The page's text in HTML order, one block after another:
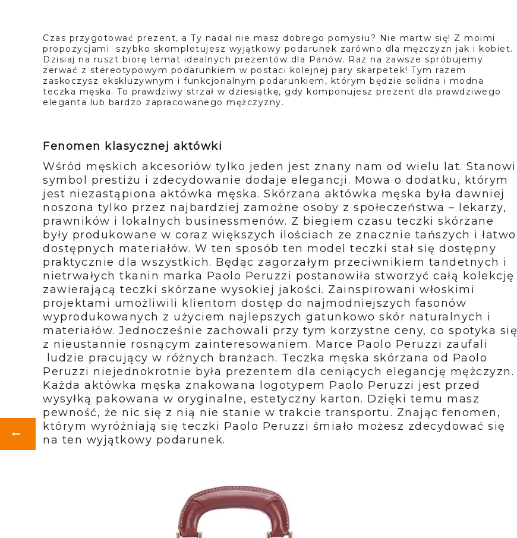
Czas przygotować prezent, a Ty nadal nie masz dobrego pomysłu? Nie martw się! Z moimi
propozycjami szybko skompletujesz wyjątkowy podarunek zarówno dla mężczyzn jak i kobiet.
Dzisiaj na ruszt biorę temat idealnych prezentów dla Panów. Raz na zawsze spróbujemy
zerwać z stereotypowym podarunkiem w postaci kolejnej pary skarpetek! Tym razem
zaskoczysz ekskluzywnym i funkcjonalnym podarunkiem, którym będzie solidna i modna
teczka męska. To prawdziwy strzał w dziesiątkę, gdy komponujesz prezent dla prawdziwego
eleganta lub bardzo zapracowanego mężczyzny.
Fenomen klasycznej aktówki
Wśród męskich akcesoriów tylko jeden jest znany nam od wielu lat. Stanowi
symbol prestiżu i zdecydowanie dodaje elegancji. Mowa o dodatku, którym
jest niezastąpiona aktówka męska. Skórzana aktówka męska była dawniej
noszona tylko przez najbardziej zamożne osoby z społeczeństwa – lekarzy,
prawników i lokalnych businessmenów. Z biegiem czasu teczki skórzane
były produkowane w coraz większych ilościach ze znacznie tańszych i łatwo
dostępnych materiałów. W ten sposób ten model teczki stał się dostępny
praktycznie dla wszystkich. Będąc zagorzałym przeciwnikiem tandetnych i
nietrwałych tkanin marka Paolo Peruzzi postanowiła stworzyć całą kolekcję
zawierającą teczki skórzane wysokiej jakości. Zainspirowani włoskimi
projektami umożliwili klientom dostęp do najmodniejszych fasonów
wyprodukowanych z użyciem najlepszych gatunkowo skór naturalnych i
materiałów. Jednocześnie zachowali przy tym korzystne ceny, co spotyka się
z nieustannie rosnącym zainteresowaniem. Marce Paolo Peruzzi zaufali
ludzie pracujący w różnych branżach. Teczka męska skórzana od Paolo
Peruzzi niejednokrotnie była prezentem dla ceniących elegancję mężczyzn.
Każda aktówka męska znakowana logotypem Paolo Peruzzi jest przed
wysyłką pakowana w oryginalne, estetyczny karton. Dzięki temu masz
pewność, że nic się z nią nie stanie w trakcie transportu. Znając fenomen,
którym wyróżniają się teczki Paolo Peruzzi śmiało możesz zdecydować się
na ten wyjątkowy podarunek.